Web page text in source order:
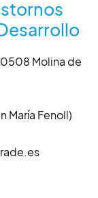
Molina de
María Fenoll)